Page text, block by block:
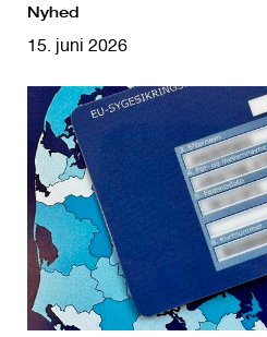
Nyhed
15. juni 2026